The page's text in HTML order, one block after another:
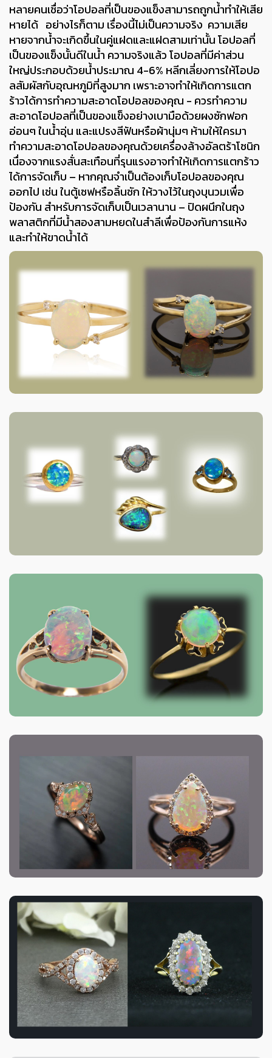
หลายคนเชื่อว่าโอปอลที่เป็นของแข็งสามารถถูกน้ำทำให้เสีย
หายได้ อย่างไรก็ตาม เรื่องนี้ไม่เป็นความจริง ความเสีย
หายจากน้ำจะเกิดขึ้นในคู่แฝดและแฝดสามเท่านั้น โอปอลที่
เป็นของแข็งนั้นดีในน้ำ ความจริงแล้ว โอปอลที่มีค่าส่วน
ใหญ่ประกอบด้วยน้ำประมาณ 4-6% หลีกเลี่ยงการให้โอปอ
ลสัมผัสกับอุณหภูมิที่สูงมาก เพราะอาจทำให้เกิดการแตก
ร้าวได้การทำความสะอาดโอปอลของคุณ - ควรทำความ
สะอาดโอปอลที่เป็นของแข็งอย่างเบามือด้วยผงซักฟอก
อ่อนๆ ในน้ำอุ่น และแปรงสีฟันหรือผ้านุ่มๆ ห้ามให้ใครมา
ทำความสะอาดโอปอลของคุณด้วยเครื่องล้างอัลตร้าโซนิก
เนื่องจากแรงสั่นสะเทือนที่รุนแรงอาจทำให้เกิดการแตกร้าว
ได้การจัดเก็บ – หากคุณจำเป็นต้องเก็บโอปอลของคุณ
ออกไป เช่น ในตู้เซฟหรือลิ้นชัก ให้วางไว้ในถุงบุนวมเพื่อ
ป้องกัน สำหรับการจัดเก็บเป็นเวลานาน – ปิดผนึกในถุง
พลาสติกที่มีน้ำสองสามหยดในสำลีเพื่อป้องกันการแห้ง
และทำให้ขาดน้ำได้